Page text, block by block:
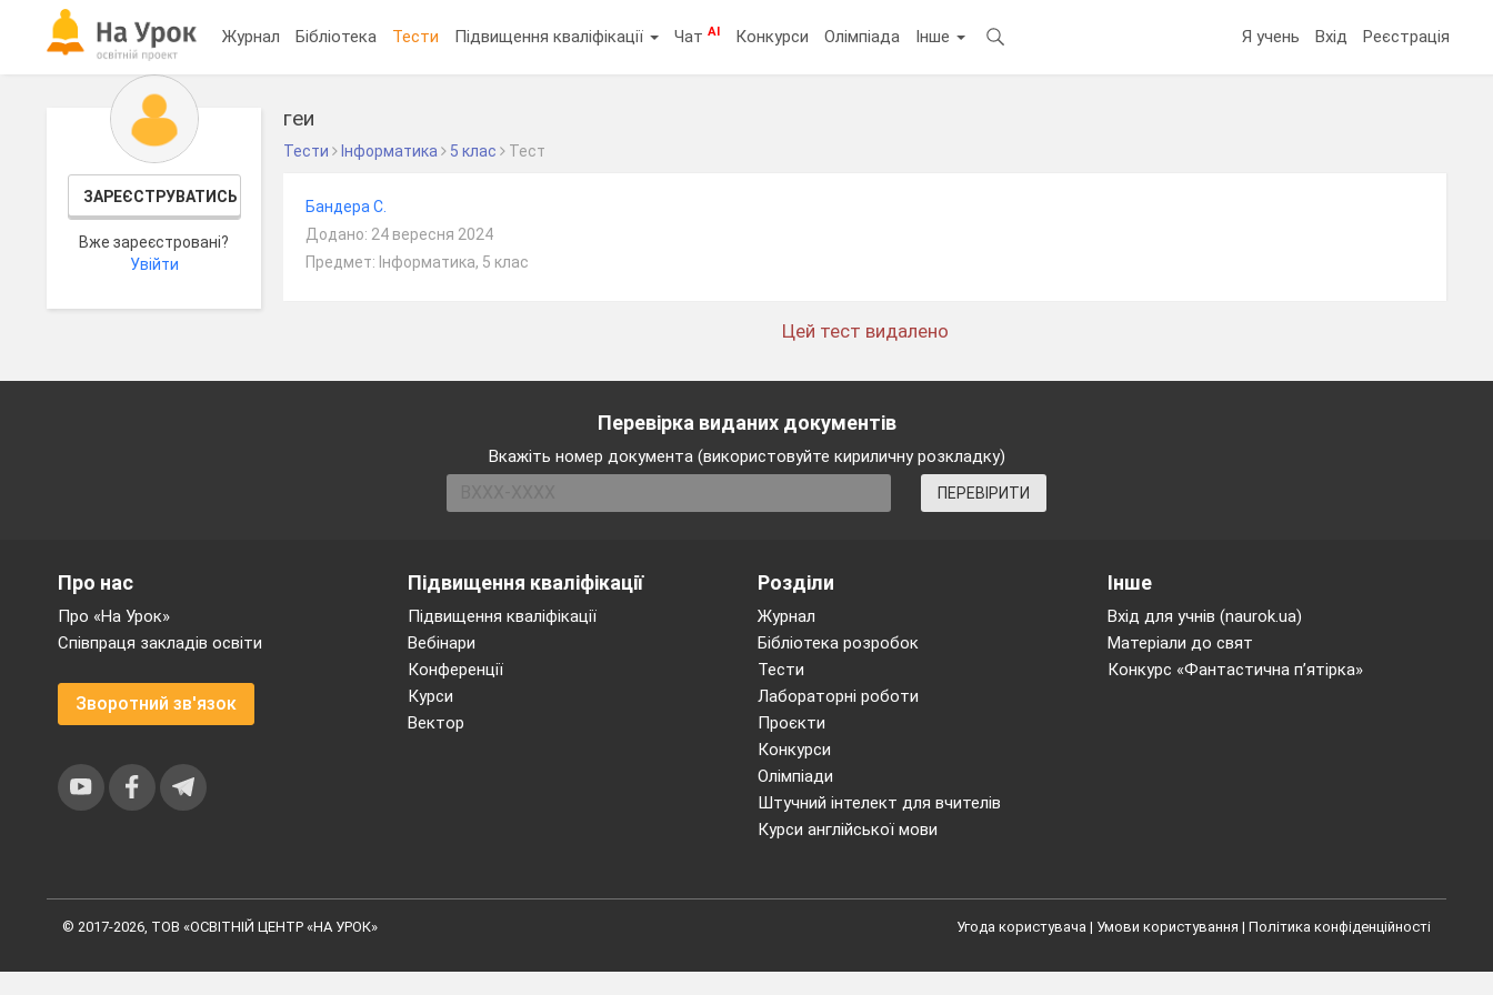
Журнал Бібліотека Тести Підвищення кваліфікації ЧатAI Конкурси Олімпіада Інше Я учень Вхід Реєстрація
ЗАРЕЄСТРУВАТИСЬ
Вже зареєстровані?
Увійти
геи
Тести Інформатика 5 клас Тест
Бандера С.
Додано: 24 вересня 2024
Предмет: Інформатика, 5 клас
Цей тест видалено
Перевірка виданих документів
Вкажіть номер документа (використовуйте кириличну розкладку)
ПЕРЕВІРИТИ
Підвищення кваліфікації
Підвищення кваліфікації
Вебінари
Конференції
Курси
Вектор
Розділи
Журнал
Бібліотека розробок
Тести
Лабораторні роботи
Проєкти
Конкурси
Олімпіади
Штучний інтелект для вчителів
Курси англійської мови
Про нас
Про «На Урок»
Співпраця закладів освіти
Зворотний зв'язок
Інше
Вхід для учнів (naurok.ua)
Матеріали до свят
Конкурс «Фантастична п’ятірка»
© 2017-2026, ТОВ «ОСВІТНІЙ ЦЕНТР «НА УРОК» Угода користувача | Умови користування | Політика конфіденційності